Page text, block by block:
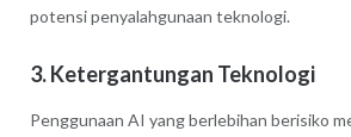
potensi penyalahgunaan teknologi.
3. Ketergantungan Teknologi
Penggunaan AI yang berlebihan berisiko